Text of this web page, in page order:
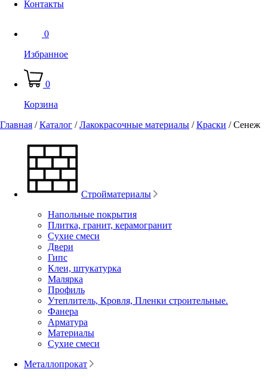
Контакты
0
Избранное
0
Корзина
Главная /Каталог /Лакокрасочные материалы /Краски /Сенеж
Стройматериалы
Напольные покрытия
Плитка, гранит, керамогранит
Сухие смеси
Двери
Гипс
Клеи, штукатурка
Малярка
Профиль
Утеплитель, Кровля, Пленки строительные.
Фанера
Арматура
Материалы
Сухие смеси
Металлопрокат